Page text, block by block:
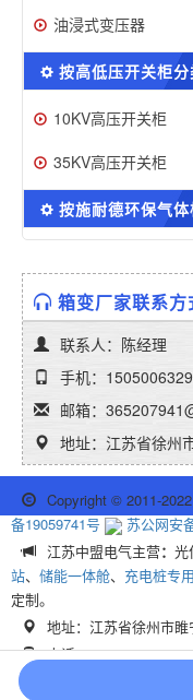
油浸式变压器
按高低压开关柜分
10KV高压开关柜
35KV高压开关柜
按施耐德环保气
箱变厂家联系方
联系人：陈经理
手机：
邮箱：
地址：江苏省徐州
Copyright © 2011-
备19059741号
苏公网安
江苏中盟电气主营： 光
站、 储能一体舱、 充电桩专
定制。
地址：江苏省徐州市
电话：15050063299